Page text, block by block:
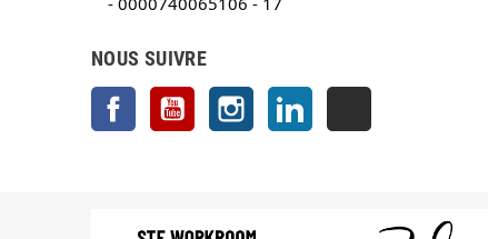
NOUS SUIVRE
Facebook YouTube Instagram